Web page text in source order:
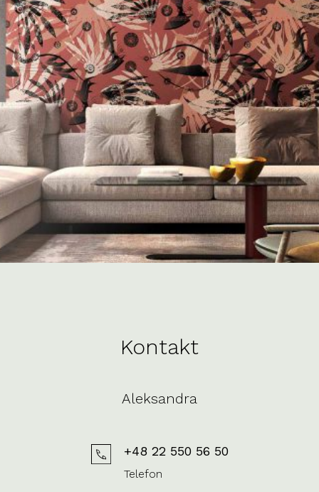
Kontakt
Aleksandra
+48 22 550 56 50
Telefon